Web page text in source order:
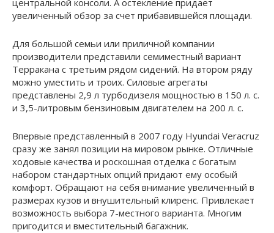
центральной консоли. А остекление придает
увеличенный обзор за счет прибавившейся площади.
Для большой семьи или приличной компании
производители представили семиместный вариант
Терракана с третьим рядом сидений. На втором ряду
можно уместить и троих. Силовые агрегаты
представлены 2,9 л турбодизеля мощностью в 150 л. с.
и 3,5-литровым бензиновым двигателем на 200 л. с.
Впервые представленный в 2007 году Hyundai Veracruz
сразу же занял позиции на мировом рынке. Отличные
ходовые качества и роскошная отделка с богатым
набором стандартных опций придают ему особый
комфорт. Обращают на себя внимание увеличенный в
размерах кузов и внушительный клиренс. Привлекает
возможность выбора 7-местного варианта. Многим
пригодится и вместительный багажник.